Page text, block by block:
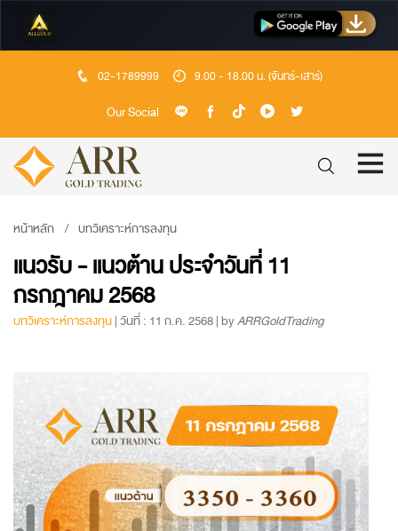
02-1789999 9.00 - 18.00 น. (จันทร์-เสาร์)
Our Social
หน้าหลัก บทวิเคราะห์การลงทุน
แนวรับ - แนวต้าน ประจำวันที่ 11
กรกฎาคม 2568
บทวิเคราะห์การลงทุน| วันที่ : 11 ก.ค. 2568 | byARRGoldTrading